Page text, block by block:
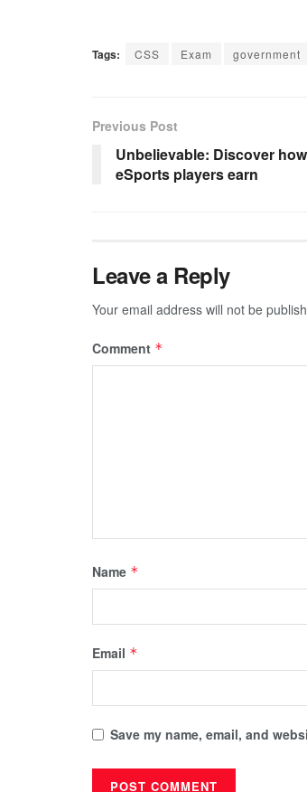
Tags: CSS Exam government
Previous Post
Unbelievable: Discover
eSports players earn
Leave a Reply
Your email address will not be
Comment *
Name *
Email *
Save my name, email, and